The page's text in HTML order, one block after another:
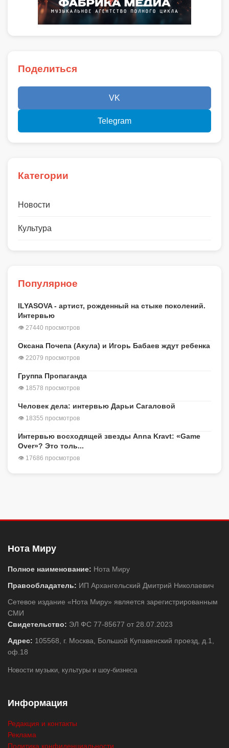
Поделиться
VK
Telegram
Категории
Новости
Культура
Популярное
ILYASOVA - артист, рожденный на стыке поколений.
Интервью
👁 27440 просмотров
Оксана Почепа (Акула) и Игорь Бабаев ждут ребенка
👁 22079 просмотров
Группа Пропаганда
👁 18578 просмотров
Человек дела: интервью Дарьи Сагаловой
👁 18355 просмотров
Интервью восходящей звезды Anna Kravt: «Game
Over»? Это толь...
👁 17686 просмотров
Нота Миру
Полное наименование: Нота Миру
Правообладатель: ИП Архангельский Дмитрий Николаевич
Сетевое издание «Нота Миру» является зарегистрированным
СМИ
Свидетельство: ЭЛ ФС 77-85677 от 28.07.2023
Адрес: 105568, г. Москва, Большой Купавенский проезд, д.1,
оф.18
Новости музыки, культуры и шоу-бизнеса
Информация
Редакция и контакты
Реклама
Политика конфиденциальности